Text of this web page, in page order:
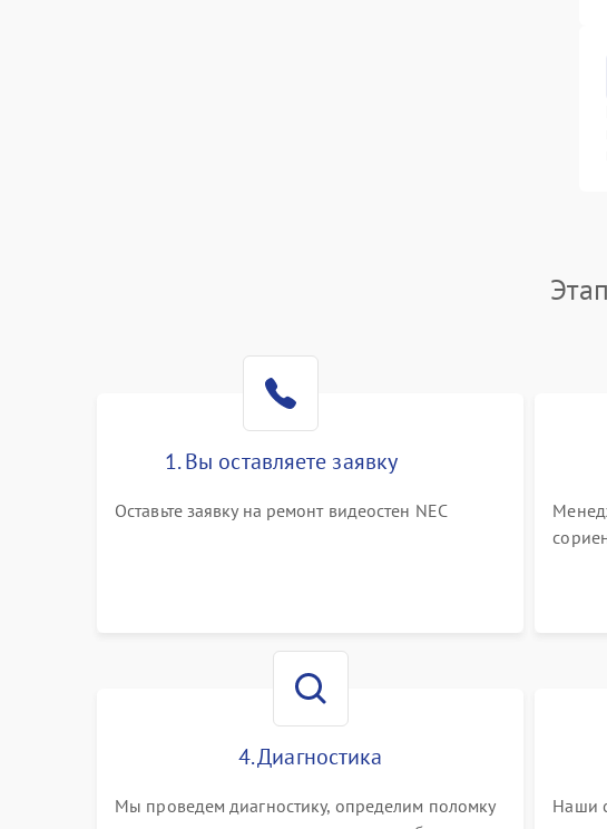
1. Вы оставляете заявку
Оставьте заявку на ремонт видеостен NEC
4. Диагностика
Мы проведем диагностику, определим поломку
Наши